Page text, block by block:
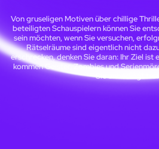
Von gruseligen Motiven über chillige
beteiligten Schauspielern können Sie
sein möchten, wenn Sie versuchen,
Rätselräume sind eigentlich nicht
erschrecken, denken Sie daran: Ihr Ziel ist
kommen Geister, Zombies und
Sie unbedingt